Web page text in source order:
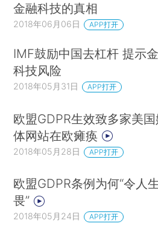
金融科技的真相
2018年06月06日 APP打开
IMF鼓励中国去杠杆 提示
科技风险
2018年05月31日 APP打开
欧盟GDPR生效致多家美国
体网站在欧瘫痪
2018年05月28日 APP打开
欧盟GDPR条例为何“令人生
畏”
2018年05月24日 APP打开